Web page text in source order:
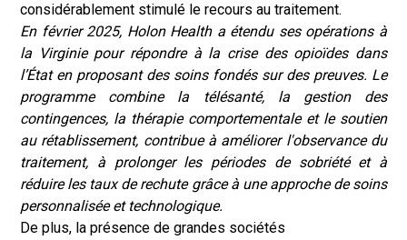
considérablement stimulé le recours au traitement.
En février 2025, Holon Health a étendu ses opérations à
la Virginie pour répondre à la crise des opioïdes dans
l’État en proposant des soins fondés sur des preuves. Le
programme combine la télésanté, la gestion des
contingences, la thérapie comportementale et le soutien
au rétablissement, contribue à améliorer l'observance du
traitement, à prolonger les périodes de sobriété et à
réduire les taux de rechute grâce à une approche de soins
personnalisée et technologique.
De plus, la présence de grandes sociétés